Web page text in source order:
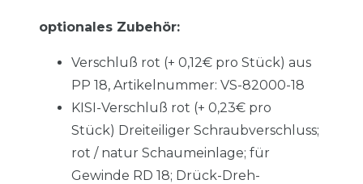
optionales Zubehör:
Verschluß rot (+ 0,12€ pro Stück) aus
PP 18, Artikelnummer: VS-82000-18
KISI-Verschluß rot (+ 0,23€ pro
Stück) Dreiteiliger Schraubverschluss;
rot / natur Schaumeinlage; für
Gewinde RD 18; Drück-Dreh-